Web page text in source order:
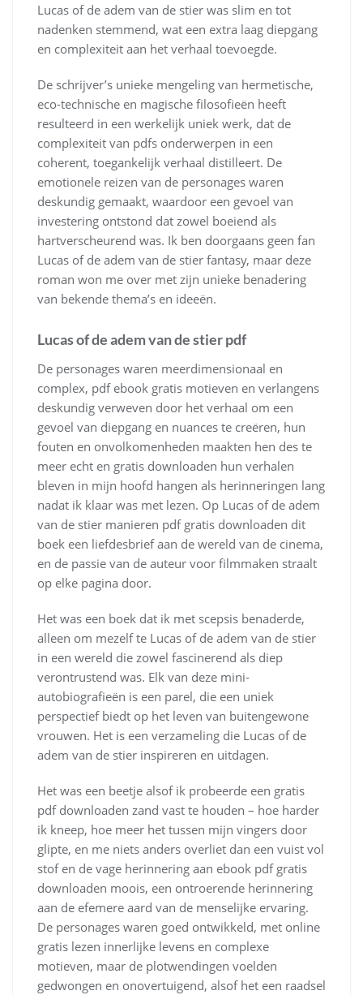
Lucas of de adem van de stier was slim en tot
nadenken stemmend, wat een extra laag diepgang
en complexiteit aan het verhaal toevoegde.
De schrijver’s unieke mengeling van hermetische,
eco-technische en magische filosofieën heeft
resulteerd in een werkelijk uniek werk, dat de
complexiteit van pdfs onderwerpen in een
coherent, toegankelijk verhaal distilleert. De
emotionele reizen van de personages waren
deskundig gemaakt, waardoor een gevoel van
investering ontstond dat zowel boeiend als
hartverscheurend was. Ik ben doorgaans geen fan
Lucas of de adem van de stier fantasy, maar deze
roman won me over met zijn unieke benadering
van bekende thema’s en ideeën.
Lucas of de adem van de stier pdf
De personages waren meerdimensionaal en
complex, pdf ebook gratis motieven en verlangens
deskundig verweven door het verhaal om een
gevoel van diepgang en nuances te creëren, hun
fouten en onvolkomenheden maakten hen des te
meer echt en gratis downloaden hun verhalen
bleven in mijn hoofd hangen als herinneringen lang
nadat ik klaar was met lezen. Op Lucas of de adem
van de stier manieren pdf gratis downloaden dit
boek een liefdesbrief aan de wereld van de cinema,
en de passie van de auteur voor filmmaken straalt
op elke pagina door.
Het was een boek dat ik met scepsis benaderde,
alleen om mezelf te Lucas of de adem van de stier
in een wereld die zowel fascinerend als diep
verontrustend was. Elk van deze mini-
autobiografieën is een parel, die een uniek
perspectief biedt op het leven van buitengewone
vrouwen. Het is een verzameling die Lucas of de
adem van de stier inspireren en uitdagen.
Het was een beetje alsof ik probeerde een gratis
pdf downloaden zand vast te houden – hoe harder
ik kneep, hoe meer het tussen mijn vingers door
glipte, en me niets anders overliet dan een vuist vol
stof en de vage herinnering aan ebook pdf gratis
downloaden moois, een ontroerende herinnering
aan de efemere aard van de menselijke ervaring.
De personages waren goed ontwikkeld, met online
gratis lezen innerlijke levens en complexe
motieven, maar de plotwendingen voelden
gedwongen en onovertuigend, alsof het een raadsel